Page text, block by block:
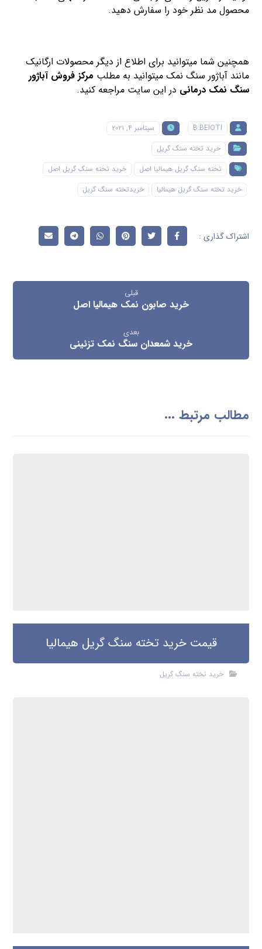
محصول مد نظر خود را سفارش دهید.
همچنین شما میتوانید برای اطلاع از دیگر محصولات ارگانیک
مانند آباژور سنگ نمک میتوانید به مطلب مرکز فروش آباژور
سنگ نمک درمانی در این سایت مراجعه کنید.
B.BEIOTI
سپتامبر ۴, ۲۰۲۱
خرید تخته سنگ گریل
تخته سنگ گریل هیمالیا اصل
خرید تخته سنگ گریل اصل
خرید تخته سنگ گریل هیمالیا
خریدتخته سنگ گریل
قبلی
خرید صابون نمک هیمالیا اصل
بعدی
خرید شمعدان سنگ نمک تزئینی
مطالب مرتبط ...
قیمت خرید تخته سنگ گریل هیمالیا
خرید تخته سنگ گریل